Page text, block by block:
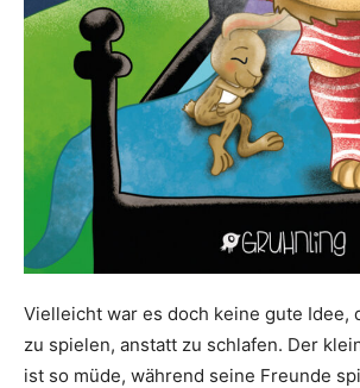
Vielleicht war es doch keine gute Idee,
zu spielen, anstatt zu schlafen. Der
ist so müde, während seine Freunde